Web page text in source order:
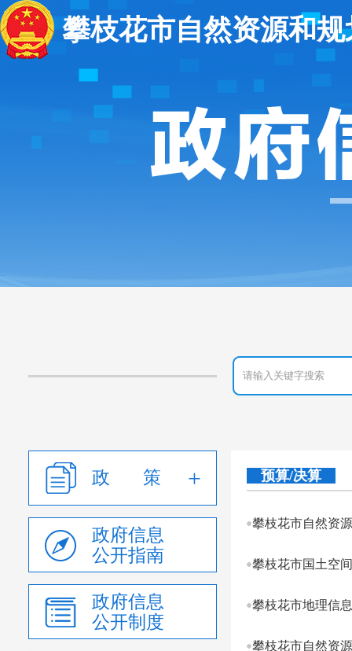
攀枝花市自然资源和规
政 策
政府信息
公开指南
政府信息
公开制度
预算/决算
攀枝花市自然资
攀枝花市国土空
攀枝花市地理信
攀枝花市自然资